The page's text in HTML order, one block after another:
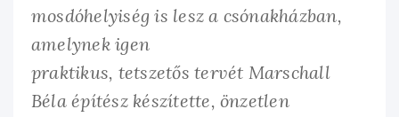
mosdóhelyiség is lesz a csónakházban,
amelynek igen
praktikus, tetszetős tervét Marschall
Béla építész készítette, önzetlen